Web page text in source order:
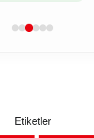
Etiketler